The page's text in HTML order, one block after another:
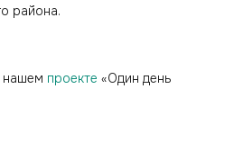
района.
нашем проекте «Один день